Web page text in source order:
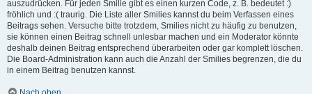
auszudrücken. Für jeden Smilie gibt es einen kurzen Code, z. B. bedeutet :)
fröhlich und :( traurig. Die Liste aller Smilies kannst du beim Verfassen eines
Beitrags sehen. Versuche bitte trotzdem, Smilies nicht zu häufig zu benutzen,
sie können einen Beitrag schnell unlesbar machen und ein Moderator könnte
deshalb deinen Beitrag entsprechend überarbeiten oder gar komplett löschen.
Die Board-Administration kann auch die Anzahl der Smilies begrenzen, die du
in einem Beitrag benutzen kannst.